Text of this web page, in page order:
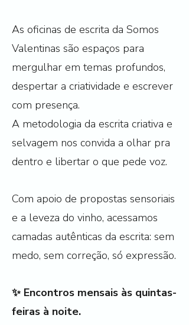
As oficinas de escrita da Somos
Valentinas são espaços para
mergulhar em temas profundos,
despertar a criatividade e escrever
com presença.
A metodologia da escrita criativa e
selvagem nos convida a olhar pra
dentro e libertar o que pede voz.
Com apoio de propostas sensoriais
e a leveza do vinho, acessamos
camadas autênticas da escrita: sem
medo, sem correção, só expressão.
✨ Encontros mensais às quintas-
feiras à noite.